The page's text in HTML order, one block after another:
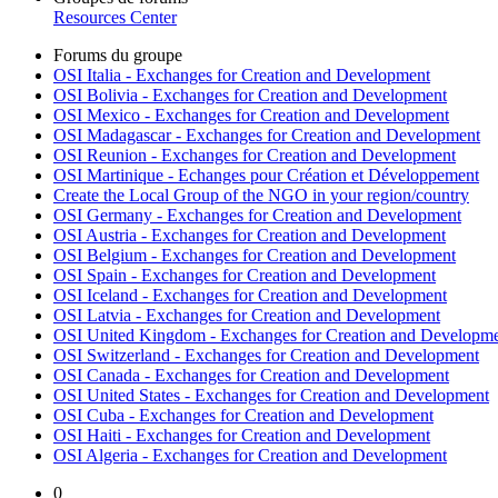
Resources Center
Forums du groupe
OSI Italia - Exchanges for Creation and Development
OSI Bolivia - Exchanges for Creation and Development
OSI Mexico - Exchanges for Creation and Development
OSI Madagascar - Exchanges for Creation and Development
OSI Reunion - Exchanges for Creation and Development
OSI Martinique - Echanges pour Création et Développement
Create the Local Group of the NGO in your region/country
OSI Germany - Exchanges for Creation and Development
OSI Austria - Exchanges for Creation and Development
OSI Belgium - Exchanges for Creation and Development
OSI Spain - Exchanges for Creation and Development
OSI Iceland - Exchanges for Creation and Development
OSI Latvia - Exchanges for Creation and Development
OSI United Kingdom - Exchanges for Creation and
OSI Switzerland - Exchanges for Creation and Development
OSI Canada - Exchanges for Creation and Development
OSI United States - Exchanges for Creation and Development
OSI Cuba - Exchanges for Creation and Development
OSI Haiti - Exchanges for Creation and Development
OSI Algeria - Exchanges for Creation and Development
0